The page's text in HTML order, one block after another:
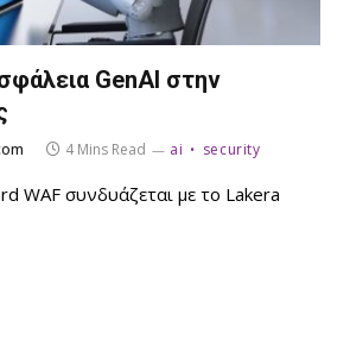
GenAI στην
4 Mins Read ai security
WAF συνδυάζεται με το Lakera